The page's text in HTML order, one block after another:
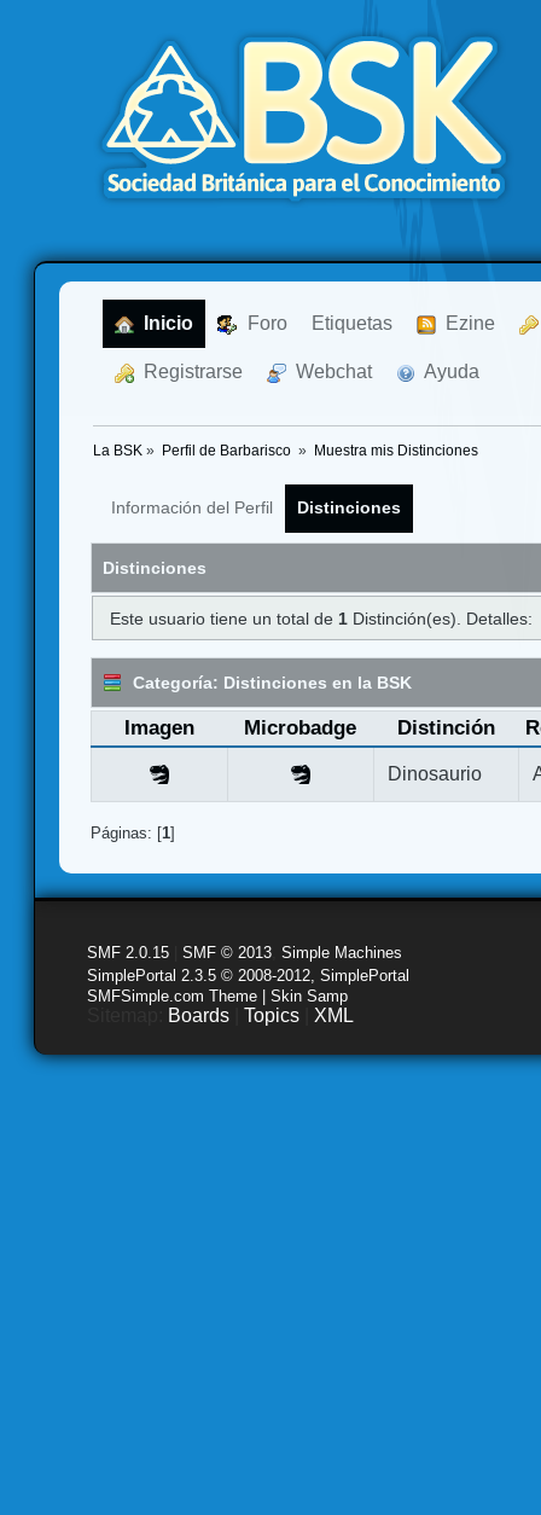
Inicio Foro Etiquetas Ezine
Registrarse Webchat Ayuda
La BSK » Perfil de Barbarisco » Muestra mis Distinciones
Información del Perfil Distinciones
Distinciones
Este usuario tiene un total de 1 Distinción(es). Detalles:
Categoría: Distinciones en la BSK
Imagen Microbadge Distinción
Dinosaurio
Páginas: [1]
SMF 2.0.15 SMF © 2013 Simple Machines
SimplePortal 2.3.5 © 2008-2012, SimplePortal
SMFSimple.com Theme | Skin Samp
Boards Topics XML